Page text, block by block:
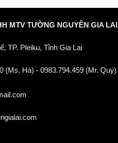
MTV TƯỜNG NGUYÊN GIA LAI
TP. Pleiku, Tỉnh Gia Lai
(Ms. Hà) - 0983.794.459 (Mr. Quý)